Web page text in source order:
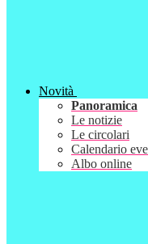
Novità
Panoramica
Le notizie
Le circolari
Calendario
Albo online